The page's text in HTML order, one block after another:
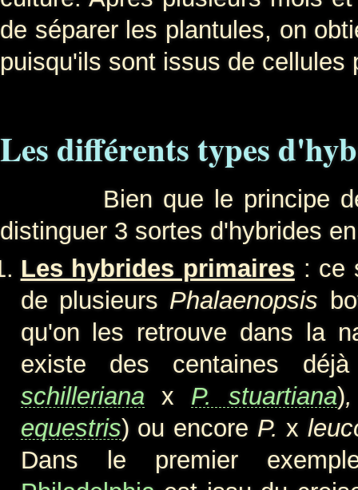
de séparer les plantules, on
puisqu'ils sont issus de cellules
Les différents types
Bien que le principe de
distinguer 3 sortes d'hybrides
Les hybrides primaires : ce
de plusieurs Phalaenopsis
qu'on les retrouve dans la
existe des centaines
schilleriana
x P. stuartiana)
equestris) ou encore P. x
Dans le premier